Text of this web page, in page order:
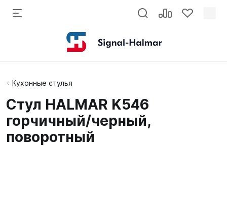
Кухонные стулья
Стул HALMAR K546
горчичный/черный,
поворотный